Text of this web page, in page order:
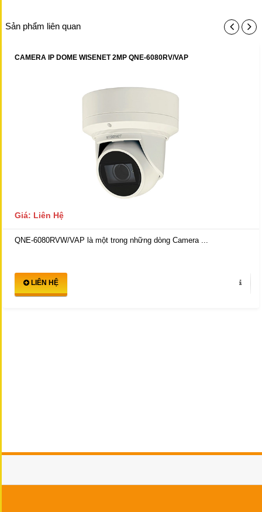
Sản phẩm liên quan
CAMERA IP DOME WISENET 2MP QNE-6080RV/VAP
Giá: Liên Hệ
QNE-6080RVW/VAP là một trong những dòng Camera ...
LIÊN HỆ